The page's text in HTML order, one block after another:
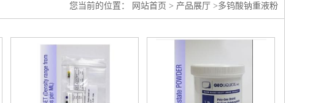
您当前的位置： 网站首页 > 产品展厅 >多钨酸钠重液粉